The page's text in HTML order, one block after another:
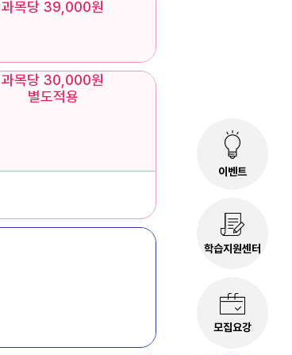
과목당 39,000원
과목당 30,000원
별도적용
이벤트
학습지원센터
모집요강